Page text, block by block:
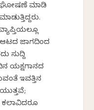
ಮಾಡಿ
ಜಾಗದಿಂದ
ಸುದ್ದಿ
ಯಕ್ಷಗಾನದ
ಇವತ್ತಿನ
ಕಲಾವಿದರೂ